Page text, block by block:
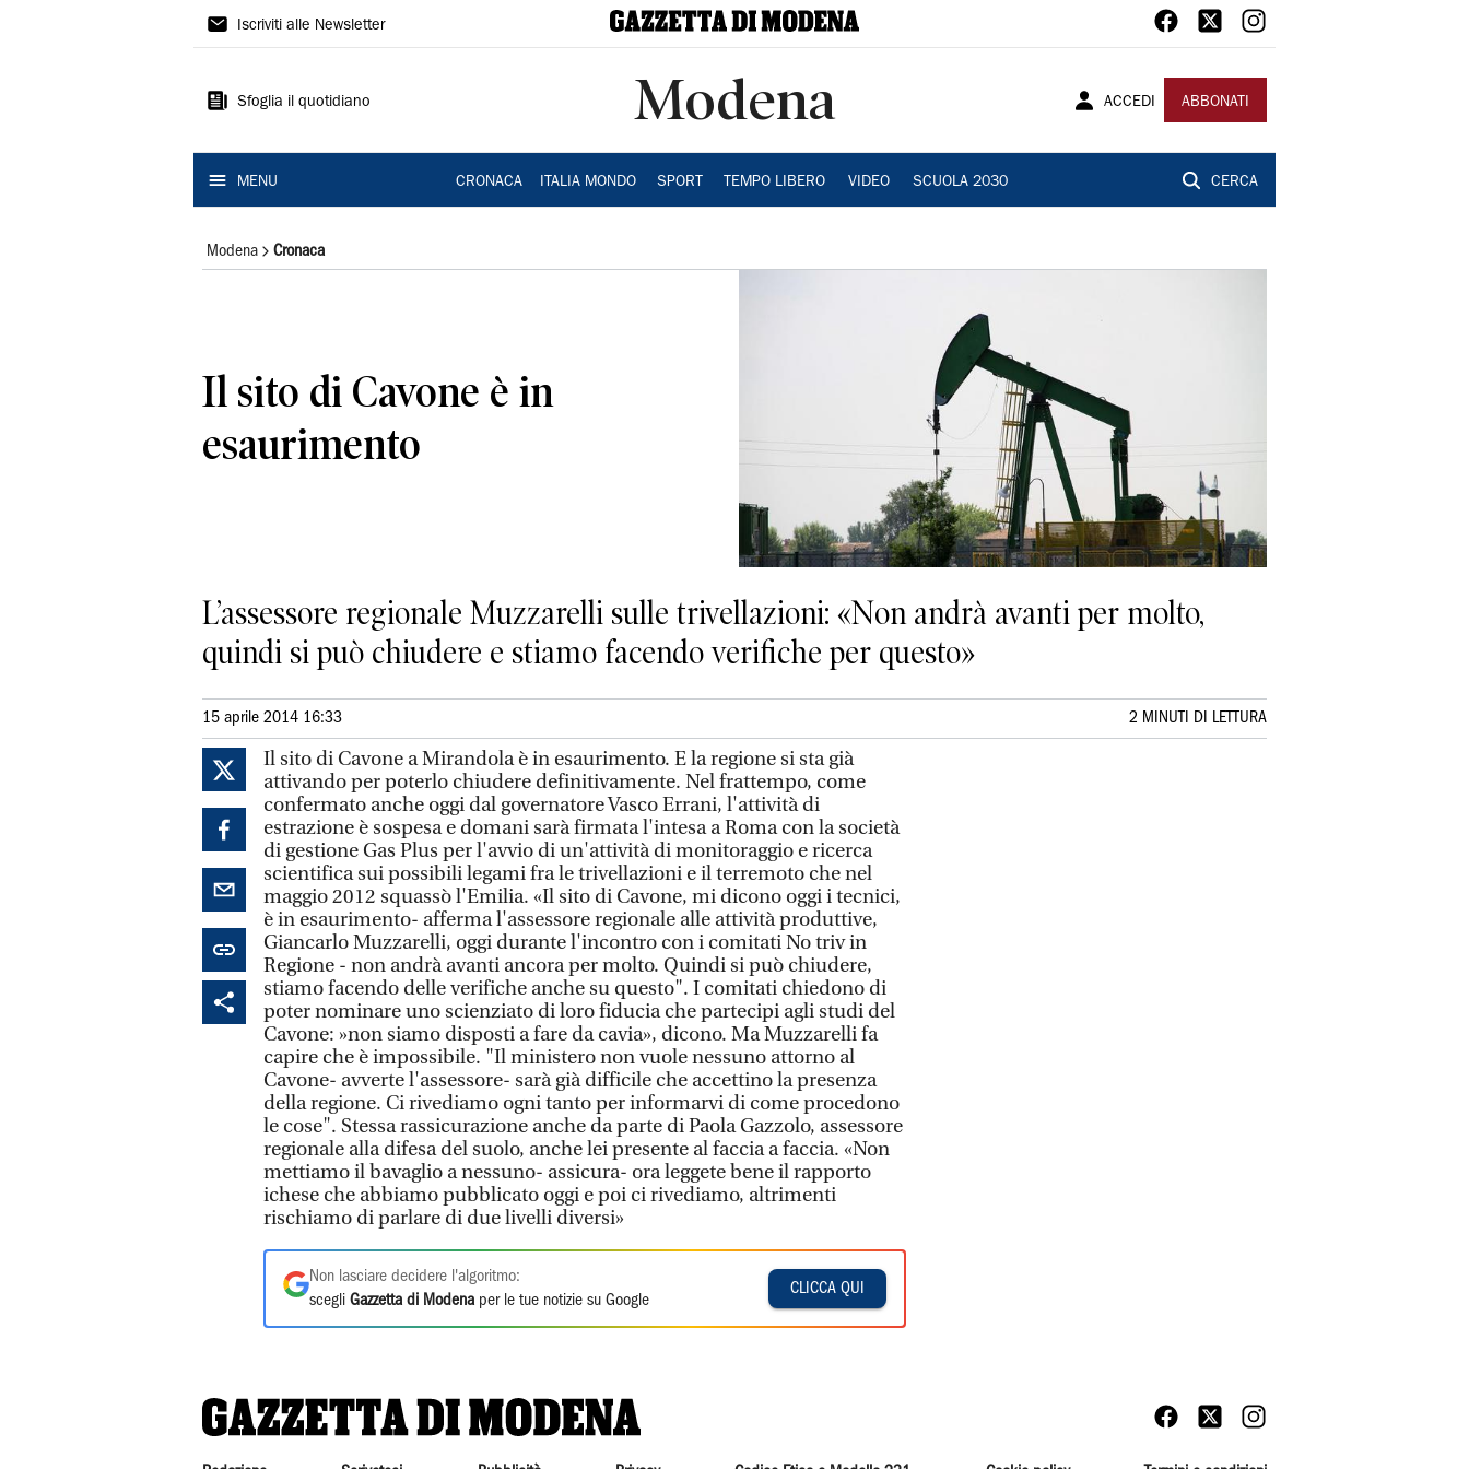
Gazzetta
Modena
Iscriviti alle Newsletter
Sfoglia il quotidiano Modena ACCEDI ABBONATI
MENU CRONACA ITALIA MONDO SPORT TEMPO LIBERO VIDEO SCUOLA 2030 CERCA
Modena Cronaca
Il sito di Cavone è in
esaurimento
L’assessore regionale Muzzarelli sulle trivellazioni: «Non andrà avanti per molto,
quindi si può chiudere e stiamo facendo verifiche per questo»
15 aprile 2014 16:33 2 MINUTI DI LETTURA
Il sito di Cavone a Mirandola è in esaurimento. E la regione si sta già
attivando per poterlo chiudere definitivamente. Nel frattempo, come
confermato anche oggi dal governatore Vasco Errani, l'attività di
estrazione è sospesa e domani sarà firmata l'intesa a Roma con la società
di gestione Gas Plus per l'avvio di un'attività di monitoraggio e ricerca
scientifica sui possibili legami fra le trivellazioni e il terremoto che nel
maggio 2012 squassò l'Emilia. «Il sito di Cavone, mi dicono oggi i tecnici,
è in esaurimento- afferma l'assessore regionale alle attività produttive,
Giancarlo Muzzarelli, oggi durante l'incontro con i comitati No triv in
Regione - non andrà avanti ancora per molto. Quindi si può chiudere,
stiamo facendo delle verifiche anche su questo". I comitati chiedono di
poter nominare uno scienziato di loro fiducia che partecipi agli studi del
Cavone: »non siamo disposti a fare da cavia», dicono. Ma Muzzarelli fa
capire che è impossibile. "Il ministero non vuole nessuno attorno al
Cavone- avverte l'assessore- sarà già difficile che accettino la presenza
della regione. Ci rivediamo ogni tanto per informarvi di come procedono
le cose". Stessa rassicurazione anche da parte di Paola Gazzolo, assessore
regionale alla difesa del suolo, anche lei presente al faccia a faccia. «Non
mettiamo il bavaglio a nessuno- assicura- ora leggete bene il rapporto
ichese che abbiamo pubblicato oggi e poi ci rivediamo, altrimenti
rischiamo di parlare di due livelli diversi»
Non lasciare decidere l'algoritmo:
scegli Gazzetta di Modena per le tue notizie su Google
CLICCA QUI